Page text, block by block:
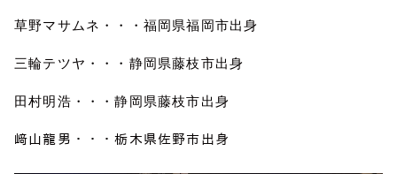
草野マサムネ・・・福岡県福岡市出身
三輪テツヤ・・・静岡県藤枝市出身
田村明浩・・・静岡県藤枝市出身
﨑山龍男・・・栃木県佐野市出身